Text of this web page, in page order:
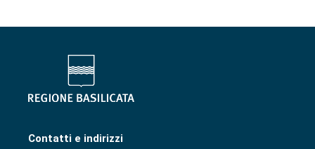
Contatti e indirizzi